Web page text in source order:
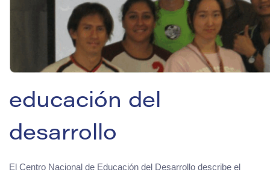
educación del
desarrollo
El Centro Nacional de Educación del Desarrollo describe el